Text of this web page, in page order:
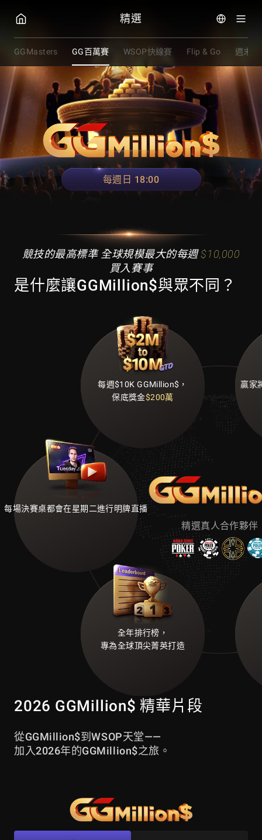
精選
GGMasters GG百萬賽 WSOP快線賽 Flip & Go 週末賽
每週日 18:00
競技的最高標準 全球規模最大的每週$10,000
買入賽事
是什麼讓GGMillion$與眾不同？
精選真人合作夥伴
每週$10K GGMillion$，
保底獎金$200萬
贏家
每場決賽桌都會在星期二進行明牌直播
全年排行榜，
專為全球頂尖菁英打造
2026 GGMillion$ 精華片段
從GGMillion$到WSOP天堂——
加入2026年的GGMillion$之旅。